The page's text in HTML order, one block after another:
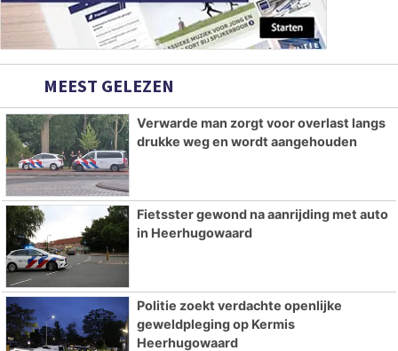
MEEST GELEZEN
Verwarde man zorgt voor overlast langs
drukke weg en wordt aangehouden
Fietsster gewond na aanrijding met auto
in Heerhugowaard
Politie zoekt verdachte openlijke
geweldpleging op Kermis
Heerhugowaard